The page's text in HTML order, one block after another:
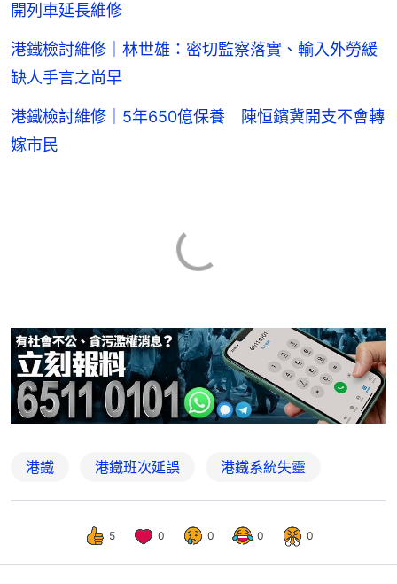
開列車延長維修
港鐵檢討維修｜林世雄：密切監察落實、輸入外勞緩
缺人手言之尚早
港鐵檢討維修｜5年650億保養 陳恒鑌冀開支不會轉
嫁市民
港鐵 港鐵班次延誤 港鐵系統失靈
5 0 0 0 0